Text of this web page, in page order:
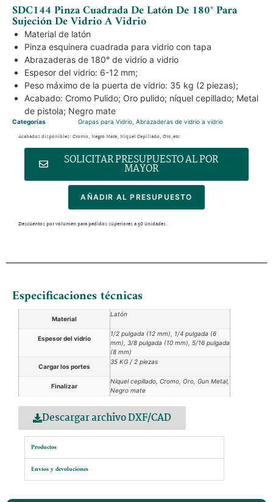
SDC144 Pinza Cuadrada De Latón De 180° Para
Sujeción De Vidrio A Vidrio
Material de latón
Pinza esquinera cuadrada para vidrio con tapa
Abrazaderas de 180° de vidrio a vidrio
Espesor del vidrio: 6-12 mm;
Peso máximo de la puerta de vidrio: 35 kg (2 piezas);
Acabado: Cromo Pulido; Oro pulido; níquel cepillado; Metal
de pistola; Negro mate
Categorías Grapas para Vidrio Abrazaderas de vidrio a vidrio
Acabados disponibles: Cromo, Negro Mate, Níquel Cepillado, Oro,etc.
SOLICITAR PRESUPUESTO AL POR
MAYOR
AÑADIR AL PRESUPUESTO
Descuentos por volumen para pedidos superiores a 50 unidades.
Especificaciones técnicas
Material
Latón
Espesor del vidrio
1/2 pulgada (12 mm), 1/4 pulgada (6
mm), 3/8 pulgada (10 mm), 5/16 pulgada
(8 mm)
Cargar los portes
35 KG / 2 piezas
Finalizar
Níquel cepillado, Cromo, Oro, Gun Metal,
Negro mate
Descargar archivo DXF/CAD
Productos
Envíos y devoluciones